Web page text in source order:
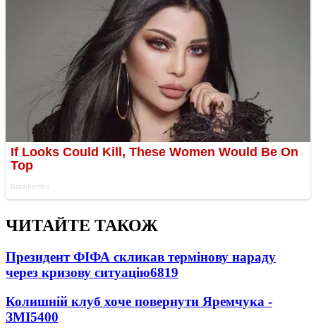
ЧИТАЙТЕ ТАКОЖ
Президент ФІФА скликав термінову нараду
через кризову ситуацію6819
Колишній клуб хоче повернути Яремчука -
ЗМІ5400